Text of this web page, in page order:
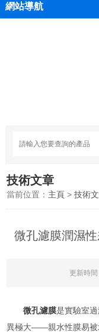
網站導航
技術文章
當前位置： 主頁 >技術
微孔濾膜潤濕
更新時
微孔濾膜是實驗室
異極大——親水性膜易被